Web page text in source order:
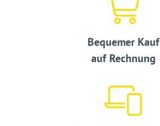
Bequemer Kauf
auf Rechnung